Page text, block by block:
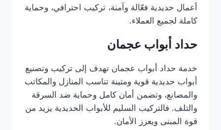
أعمال حديدية فعّالة وآمنة، تركيب احترافي، وحماية
كاملة لجميع العملاء.
حداد أبواب عجمان
خدمة حداد أبواب عجمان تهدف إلى تركيب وتصنيع
أبواب حديدية قوية ومتينة تناسب المنازل والمكاتب
والمصانع، وتضمن أمان كامل وحماية ضد السرقة
والتلف. فالتركيب السليم للأبواب الحديدية يزيد من
قوة المبنى ويعزز الأمان.